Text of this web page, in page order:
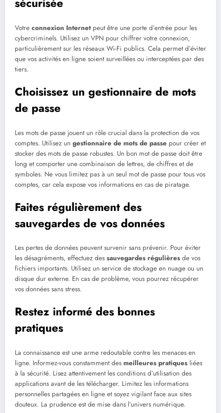
sécurisée
Votre connexion Internetpeut être une porte d’entrée pour les
cybercriminels. Utilisez un VPN pour chiffrer votre connexion,
particulièrement sur les réseaux Wi-Fi publics. Cela permet d’éviter
que vos activités en ligne soient surveillées ou interceptées par des
tiers.
Choisissez un gestionnaire de mots
de passe
Les mots de passe jouent un rôle crucial dans la protection de vos
comptes. Utilisez un gestionnaire de mots de passe pour créer et
stocker des mots de passe robustes. Un bon mot de passe doit être
long et comporter une combinaison de lettres, de chiffres et de
symboles. Ne vous limitez pas à un seul mot de passe pour tous vos
comptes, car cela expose vos informations en cas de piratage.
Faites régulièrement des
sauvegardes de vos données
Les pertes de données peuvent survenir sans prévenir. Pour éviter
les désagréments, effectuez des sauvegardes régulières de vos
fichiers importants. Utilisez un service de stockage en nuage ou un
disque dur externe. En cas de problème, vous pourrez récupérer
vos données sans stress.
Restez informé des bonnes
pratiques
La connaissance est une arme redoutable contre les menaces en
ligne. Informez-vous constamment des meilleures pratiques liées
à la sécurité. Lisez attentivement les conditions d’utilisation des
applications avant de les télécharger. Limitez les informations
personnelles partagées en ligne et soyez vigilant face aux sites
douteux. La prudence est de mise dans l’univers numérique.